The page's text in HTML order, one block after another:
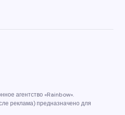
агентство «Rainbow».
реклама) предназначено для